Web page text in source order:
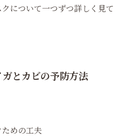
について一つずつ詳しく見て
ガとカビの予防方法
めの工夫